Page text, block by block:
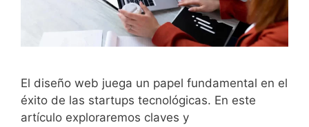
El diseño web juega un papel fundamental en el
éxito de las startups tecnológicas. En este
artículo exploraremos claves y